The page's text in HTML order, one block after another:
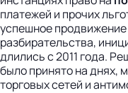
платежей и прочих
успешное
разбирательства,
длились с 2011 года.
было принято на днях,
торговых сетей и